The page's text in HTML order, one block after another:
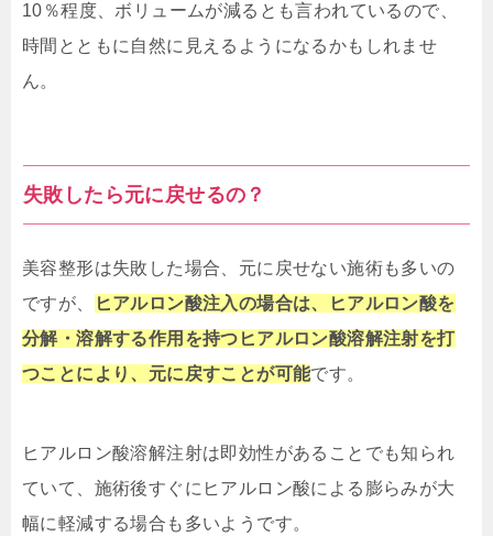
10％程度、ボリュームが減るとも言われているので、
時間とともに自然に見えるようになるかもしれませ
ん。
失敗したら元に戻せるの？
美容整形は失敗した場合、元に戻せない施術も多いの
ですが、
ヒアルロン酸注入の場合は、ヒアルロン酸を
分解・溶解する作用を持つヒアルロン酸溶解注射を打
つことにより、元に戻すことが可能です。
ヒアルロン酸溶解注射は即効性があることでも知られ
ていて、施術後すぐにヒアルロン酸による膨らみが大
幅に軽減する場合も多いようです。